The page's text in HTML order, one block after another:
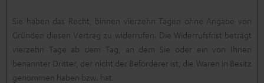
Sie haben das Recht, binnen vierzehn Tagen ohne Angabe von
Gründen diesen Vertrag zu widerrufen. Die Widerrufsfrist beträgt
vierzehn Tage ab dem Tag, an dem Sie oder ein von Ihnen
benannter Dritter, der nicht der Beförderer ist, die Waren in Besitz
genommen haben bzw. hat.